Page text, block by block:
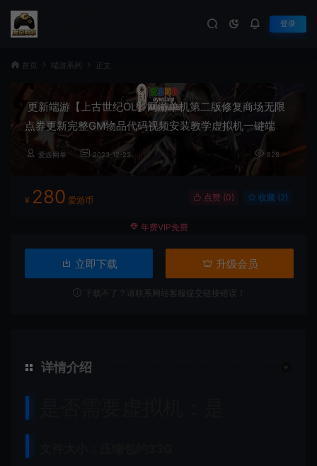
登录
首页 端游系列 正文
更新端游【上古世纪OL】网游单机第二版修复商场无限
点券更新完整GM物品代码视频安装教学虚拟机一键端
爱游网单 2023-12-23 828
¥ 280 爱游币 点赞 (0) 收藏 (2)
年费VIP免费
立即下载 升级会员
下载不了？请联系网站客服提交链接错误！
详情介绍